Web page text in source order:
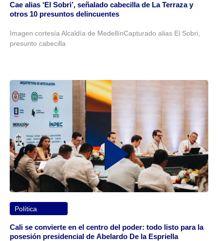
Cae alias ‘El Sobri’, señalado cabecilla de La Terraza y
otros 10 presuntos delincuentes
Imagen cortesía Alcaldía de MedellínCapturado alias El Sobri,
presunto cabecilla
Política
Cali se convierte en el centro del poder: todo listo para la
posesión presidencial de Abelardo De la Espriella